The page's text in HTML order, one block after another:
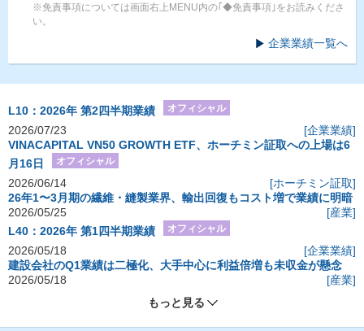
※免責事項については画面右上MENU内の｢◆免責事項｣をお読みくださ
い。
企業業績一覧へ
L10：2026年 第2四半期業績 オフィシャル
2026/07/23
[企業業績]
VINACAPITAL VN50 GROWTH ETF、ホーチミン証取への上場は6
月16日
オフィシャル
2026/06/14
[ホーチミン証取]
26年1〜3月期の繊維・縫製業界、輸出回復もコスト増で業績に明暗
2026/05/25
[産業]
L40：2026年 第1四半期業績
オフィシャル
2026/05/18
[企業業績]
建設会社のQ1業績は二極化、大手中心に利益倍増も未収金が懸念
2026/05/18
[産業]
もっと見る